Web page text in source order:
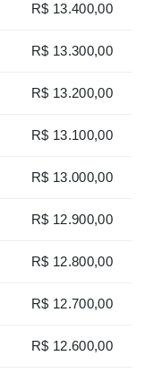
R$ 13.400,00
R$ 13.300,00
R$ 13.200,00
R$ 13.100,00
R$ 13.000,00
R$ 12.900,00
R$ 12.800,00
R$ 12.700,00
R$ 12.600,00